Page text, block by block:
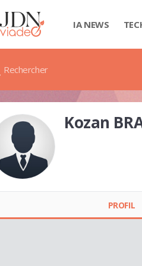
IA NEWS
Rechercher
Kozan
PROFIL